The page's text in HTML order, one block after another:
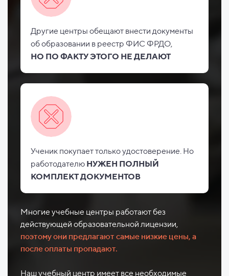
Другие центры обещают внести документы
обобразовании в реестр ФИС ФРДО,
НО ПО ФАКТУ ЭТОГО НЕ ДЕЛАЮТ
Ученик покупает только удостоверение. Но
работодателю НУЖЕН ПОЛНЫЙ
КОМПЛЕКТ ДОКУМЕНТОВ
Многие учебные центры работают без
действующей образовательной лицензии,
поэтому они предлагают самые низкие цены, а
после оплаты пропадают.
Наш учебный центр имеет все необходимые